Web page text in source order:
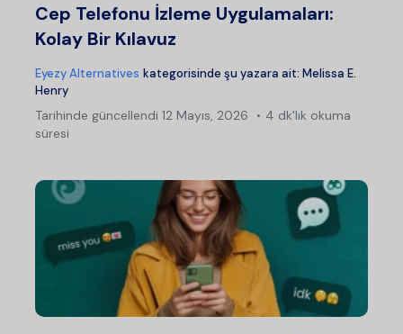
Cep Telefonu İzleme Uygulamaları:
Kolay Bir Kılavuz
Eyezy Alternatives kategorisinde şu yazara ait: Melissa E.
Henry
Tarihinde güncellendi 12 Mayıs, 2026
4 dk'lık okuma
süresi